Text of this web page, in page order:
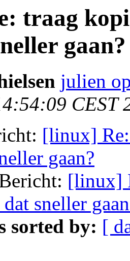
traag
gaan?
julien
CEST
[linux]
gaan?
[linux]
sneller
sorted by: [